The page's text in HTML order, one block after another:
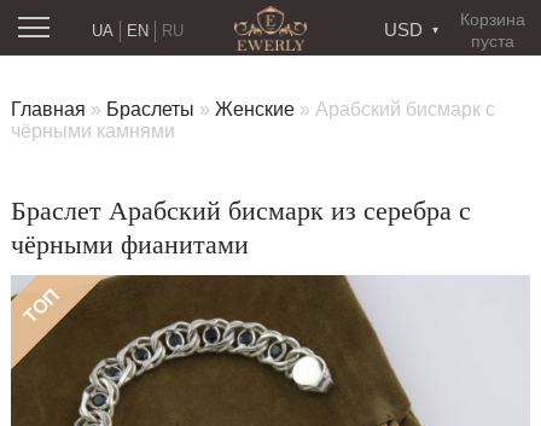
Корзина
пуста
USD
RU
UA EN
Главная » Браслеты » Женские » Арабский бисмарк с
чёрными камнями
Браслет Арабский бисмарк из серебра с
чёрными фианитами
ТОП